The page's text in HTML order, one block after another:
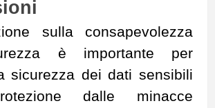
sulla consapevolezza
è importante per
sicurezza dei dati sensibili
dalle minacce